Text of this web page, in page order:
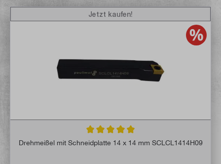
Durchschnittliche Bewertung von 5 von 5
Drehmeißel mit Schneidplatte 14 x 14 mm SCLCL1414H09
Jetzt kaufen!